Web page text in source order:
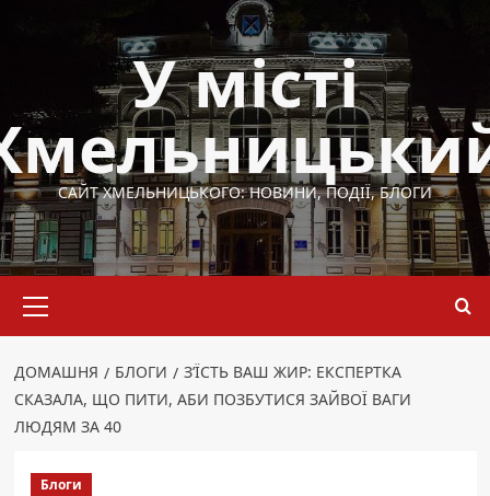
У місті
САЙТ ХМЕЛЬНИЦЬКОГО: НОВИНИ, ПОДІЇ, БЛОГИ
меню
ДОМАШНЯ БЛОГИ
З’ЇСТЬ ВАШ ЖИР: ЕКСПЕРТКА
СКАЗАЛА, ЩО ПИТИ, АБИ ПОЗБУТИСЯ ЗАЙВОЇ ВАГИ
ЛЮДЯМ ЗА 40
Блоги